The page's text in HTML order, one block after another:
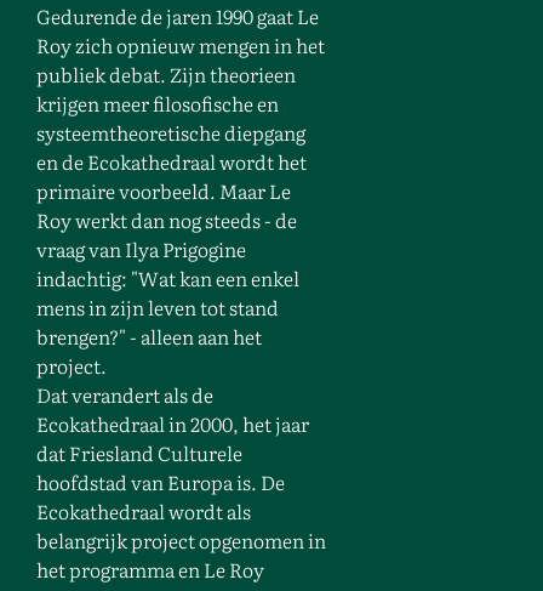
Gedurende de jaren 1990 gaat Le
Roy zich opnieuw mengen in het
publiek debat. Zijn theorieen
krijgen meer filosofische en
systeemtheoretische diepgang
en de Ecokathedraal wordt het
primaire voorbeeld. Maar Le
Roy werkt dan nog steeds - de
vraag van Ilya Prigogine
indachtig: "Wat kan een enkel
mens in zijn leven tot stand
brengen?" - alleen aan het
project.
Dat verandert als de
Ecokathedraal in 2000, het jaar
dat Friesland Culturele
hoofdstad van Europa is. De
Ecokathedraal wordt als
belangrijk project opgenomen in
het programma en Le Roy